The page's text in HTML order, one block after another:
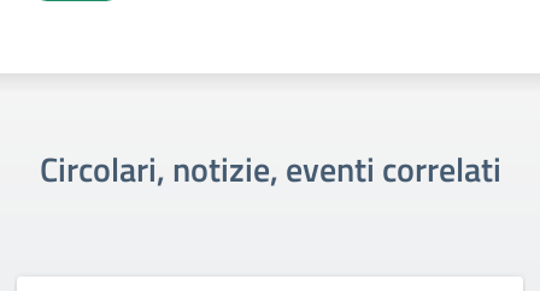
Circolari, notizie, eventi correlati